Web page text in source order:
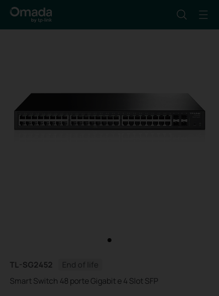
TL-SG2452
End of life
Smart Switch 48 porte Gigabit e 4 Slot SFP